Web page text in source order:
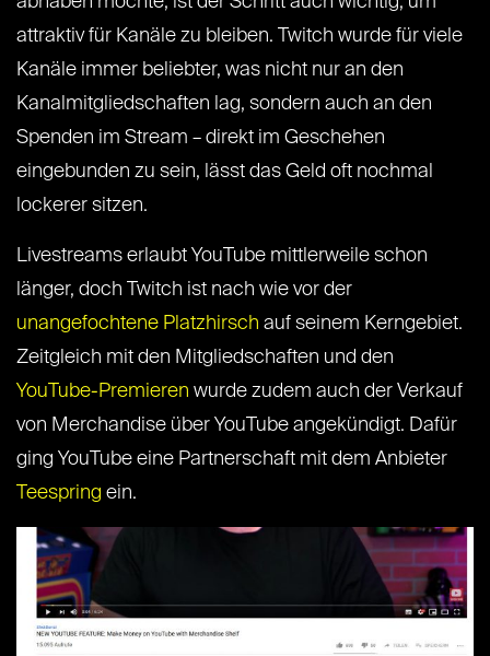
attraktiv für Kanäle zu bleiben. Twitch wurde für viele
Kanäle immer beliebter, was nicht nur an den
Kanalmitgliedschaften lag, sondern auch an den
Spenden im Stream – direkt im Geschehen
eingebunden zu sein, lässt das Geld oft nochmal
lockerer sitzen.
Livestreams erlaubt YouTube mittlerweile schon
länger, doch Twitch ist nach wie vor der
unangefochtene Platzhirsch auf seinem Kerngebiet.
Zeitgleich mit den Mitgliedschaften und den
YouTube-Premieren wurde zudem auch der Verkauf
von Merchandise über YouTube angekündigt. Dafür
ging YouTube eine Partnerschaft mit dem Anbieter
Teespring ein.